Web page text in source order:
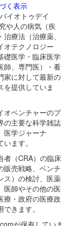
く表示
イオトゥデイ
や人の病気（疾
療法（治療薬、
オテクノロジー
礎医学・臨床医学
師、専門医）・看
家に対して最新の
を提供していま
オベンチャーのプ
の主要な科学雑誌
医学ジャーナ
ます。
者（CRA）の臨床
販売戦略、ベンチ
ス）の検討、医薬
医師やその他の医
療・政府の医療政
きます。